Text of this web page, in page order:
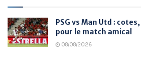
PSG vs Man Utd :
pour le match amical
08/08/2026